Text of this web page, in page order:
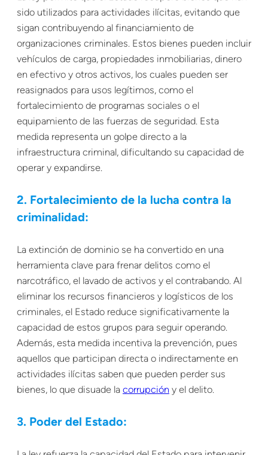
sido utilizados para actividades ilícitas, evitando que
sigan contribuyendo al financiamiento de
organizaciones criminales. Estos bienes pueden incluir
vehículos de carga, propiedades inmobiliarias, dinero
en efectivo y otros activos, los cuales pueden ser
reasignados para usos legítimos, como el
fortalecimiento de programas sociales o el
equipamiento de las fuerzas de seguridad. Esta
medida representa un golpe directo a la
infraestructura criminal, dificultando su capacidad de
operar y expandirse.
2. Fortalecimiento de la lucha contra la
criminalidad:
La extinción de dominio se ha convertido en una
herramienta clave para frenar delitos como el
narcotráfico, el lavado de activos y el contrabando. Al
eliminar los recursos financieros y logísticos de los
criminales, el Estado reduce significativamente la
capacidad de estos grupos para seguir operando.
Además, esta medida incentiva la prevención, pues
aquellos que participan directa o indirectamente en
actividades ilícitas saben que pueden perder sus
bienes, lo que disuade la corrupción y el delito.
3. Poder del Estado: